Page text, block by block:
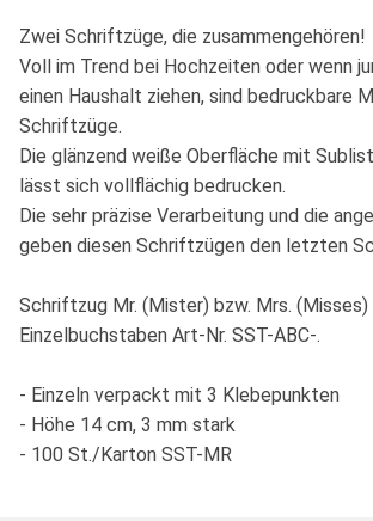
Zwei Schriftzüge, die zusammengehören!
Voll im Trend bei Hochzeiten oder wenn
einen Haushalt ziehen, sind bedruckbare
Schriftzüge.
Die glänzend weiße Oberfläche mit
lässt sich vollflächig bedrucken.
Die sehr präzise Verarbeitung und die
geben diesen Schriftzügen den letzten
Schriftzug Mr. (Mister) bzw. Mrs. (Misses)
Einzelbuchstaben Art-Nr. SST-ABC-.
- Einzeln verpackt mit 3 Klebepunkten
- Höhe 14 cm, 3 mm stark
- 100 St./Karton SST-MR